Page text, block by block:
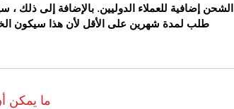
الشحن إضافية للعملاء الدوليين. بالإضافة إلى ذلك ،
طلب لمدة شهرين على الأقل لأن هذا سيكون
ما يمكن